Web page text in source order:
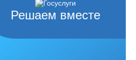
Решаем вместе